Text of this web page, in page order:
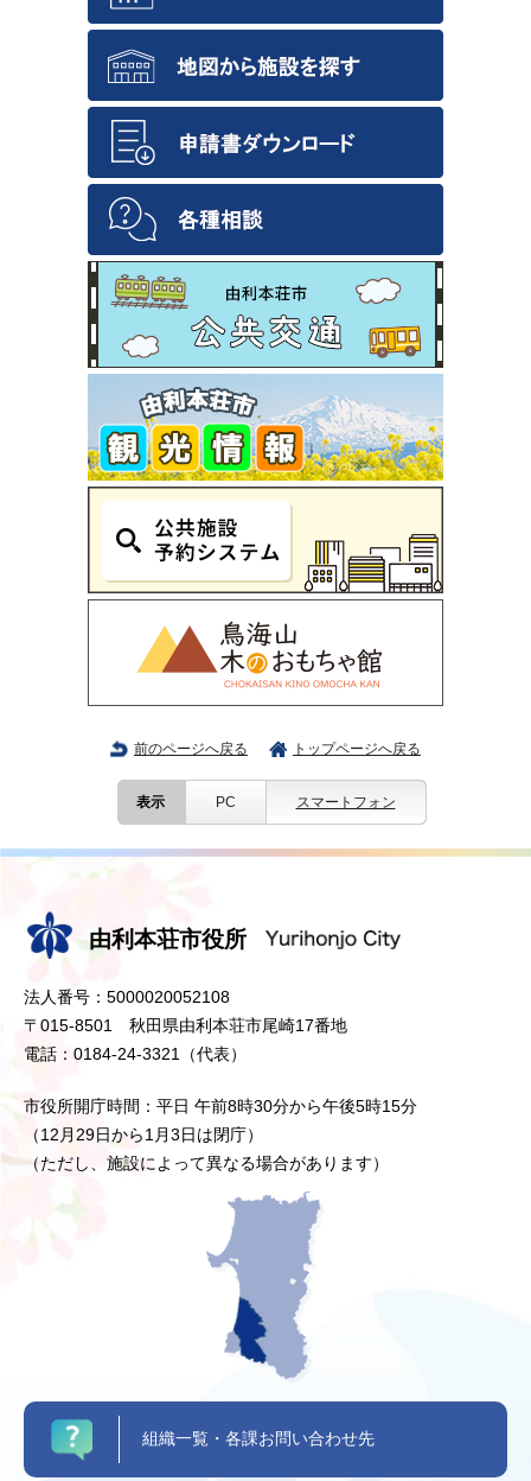
前のページへ戻る トップページへ戻る
表示 PC スマートフォン
由利本荘市役所
法人番号：5000020052108
〒015-8501 秋田県由利本荘市尾崎17番地
電話：0184-24-3321（代表）
市役所開庁時間：平日 午前8時30分から午後5時15分
（12月29日から1月3日は閉庁）
（ただし、施設によって異なる場合があります）
組織一覧・各課お問い合わせ先